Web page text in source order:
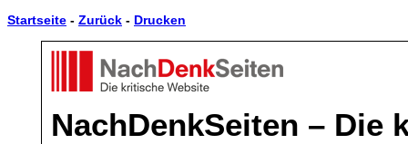
Startseite - Zurück - Drucken
NachDenkSeiten – Die